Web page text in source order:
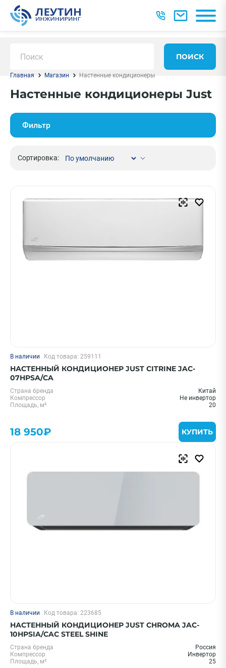
ПОИСК
Главная Магазин Настенные кондиционеры
Настенные кондиционеры Just
Фильтр
20 м² - 2 кВт
25 м² - 2.6 кВт
35 м² - 3.5 кВт
55 м² - 5.5 кВт
Показать еще
Royal Clima
Италия
Россия
Корея
Показать еще
Сортировка:
В наличии Код товара: 259111
НАСТЕННЫЙ КОНДИЦИОНЕР JUST CITRINE JAC-
07HPSA/CA
Страна бренда
Китай
Компрессор
Не инвертор
Площадь, м²
20
18 950₽ КУПИТЬ
В наличии Код товара: 223685
НАСТЕННЫЙ КОНДИЦИОНЕР JUST CHROMA JAC-
10HPSIA/CAC STEEL SHINE
Страна бренда
Россия
Компрессор
Инвертор
Площадь, м²
25